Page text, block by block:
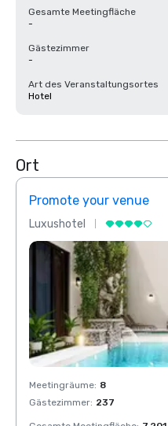
Gesamte Meetingfläche
-
Gästezimmer
-
Art des Veranstaltungsortes
Hotel
Ort
Promote your venue
Luxushotel
Meetingräume: 8
Gästezimmer: 237